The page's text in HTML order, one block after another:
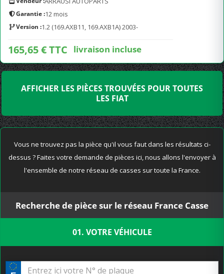
Garantie :12 mois
Version :1.2 (169.AXB11, 169.AXB1A) 2003-
165,65 € TTC livraison incluse
AFFICHER LES PIÈCES TROUVÉES POUR TOUTES
LES FIAT
Vous ne trouvez pas la pièce qu'il vous faut dans les résultats ci-
dessus ? Faites votre demande de pièces ici, nous allons l'envoyer à
l'ensemble de notre réseau de casses sur toute la France.
Recherche de pièce sur le réseau France Casse
01. VOTRE VÉHICULE